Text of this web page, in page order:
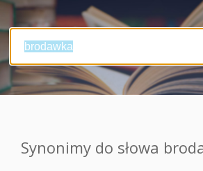
Synonimy do słowa